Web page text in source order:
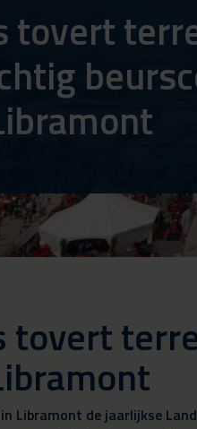
tovert
tovert
Libramont de jaarlijkse